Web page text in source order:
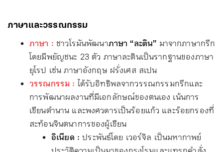
ภาษาและวรรณกรรม
ภาษา : ชาวโรมันพัฒนาภาษา “ละติน” มาจากภาษากรีก
โดยมีพยัญชนะ 23 ตัว ภาษาละตินเป็นรากฐานของภาษา
ยุโรป เช่น ภาษาอังกฤษ ฝรั่งเศส สเปน
วรรณกรรม :ได้รับอิทธิพลจากวรรณกรรมกรีกและ
การพัฒนาผลงานที่มีเอกลักษณ์ของตนเอง เน้นการ
เขียนตำนาน และพงศวดารเป็นร้อยแก้ว และร้อยกรองที่
สะท้อนจินตนาการของผู้เขียน
อิเนียด :ประพันธ์โดย เวอร์จิล เป็นมหากาพย์